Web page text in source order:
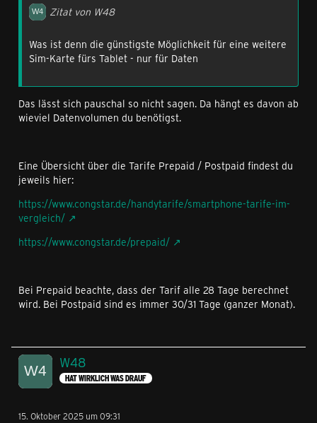
Zitat von W48
Was ist denn die günstigste Möglichkeit für eine weitere
Sim-Karte fürs Tablet - nur für Daten
Das lässt sich pauschal so nicht sagen. Da hängt es davon ab
wieviel Datenvolumen du benötigst.
Eine Übersicht über die Tarife Prepaid / Postpaid findest du
jeweils hier:
https://www.congstar.de/handytarife/smartphone-tarife-im-
vergleich/
https://www.congstar.de/prepaid/
Bei Prepaid beachte, dass der Tarif alle 28 Tage berechnet
wird. Bei Postpaid sind es immer 30/31 Tage (ganzer Monat).
W48
HAT WIRKLICH WAS DRAUF
15. Oktober 2025 um 09:31